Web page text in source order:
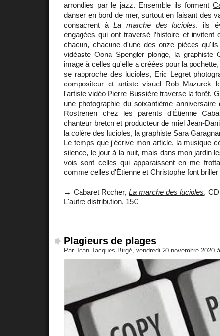
arrondies par le jazz. Ensemble ils forment
danser en bord de mer, surtout en faisant des
consacrent à La marche des lucioles, ils
engagées qui ont traversé l’histoire et invitent
chacun, chacune d'une des onze pièces
vidéaste Oona Spengler plonge, la graphiste
image à celles qu'elle a créées pour la
se rapproche des lucioles, Eric Legret
compositeur et artiste visuel Rob Mazurek
l'artiste vidéo Pierre Bussière traverse la forêt,
une photographie du soixantième
Rostrenen chez les parents d'Étienne
chanteur breton et producteur de miel Jean-
la colère des lucioles, la graphiste Sara
Le temps que j'écrive mon article, la musique
silence, le jour à la nuit, mais dans mon jardin
vois sont celles qui apparaissent en me
comme celles d'Étienne et Christophe font
→ Cabaret Rocher,La marche des lucioles,
L'autre distribution, 15€
Plagieurs de plages
Par Jean-Jacques Birgé, vendredi 20 novembre 2020